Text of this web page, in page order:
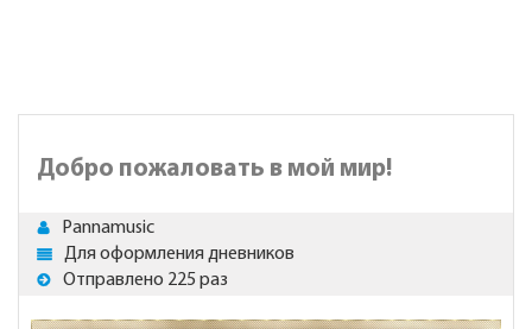
Добро пожаловать в мой мир!
Pannamusic
Для оформления дневников
Отправлено 225 раз